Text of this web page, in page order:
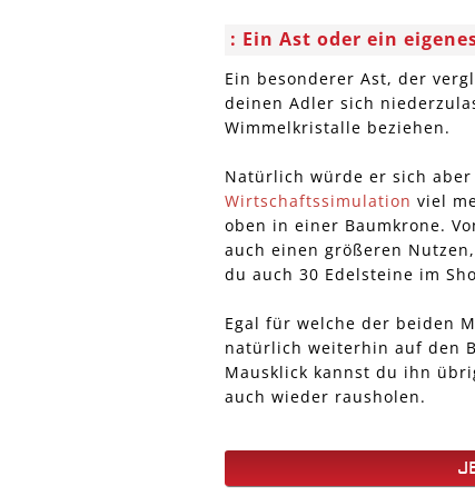
Ein Ast oder ein
Ein besonderer Ast, der
deinen Adler sich
Wimmelkristalle beziehen.
Natürlich würde er sich
Wirtschaftssimulation viel
oben in einer Baumkrone.
auch einen größeren
du auch 30 Edelsteine im
Egal für welche der beiden
natürlich weiterhin auf den
Mausklick kannst du ihn
auch wieder rausholen.